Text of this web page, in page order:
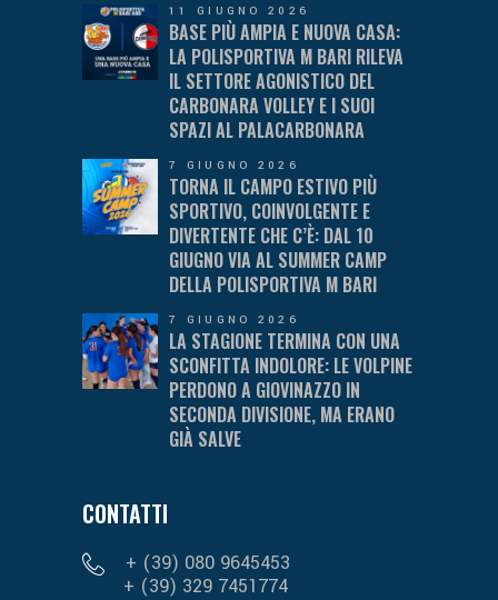
11 GIUGNO 2026
BASE PIÙ AMPIA E NUOVA CASA:
LA POLISPORTIVA M BARI RILEVA
IL SETTORE AGONISTICO DEL
CARBONARA VOLLEY E I SUOI
SPAZI AL PALACARBONARA
7 GIUGNO 2026
TORNA IL CAMPO ESTIVO PIÙ
SPORTIVO, COINVOLGENTE E
DIVERTENTE CHE C’È: DAL 10
GIUGNO VIA AL SUMMER CAMP
DELLA POLISPORTIVA M BARI
7 GIUGNO 2026
LA STAGIONE TERMINA CON UNA
SCONFITTA INDOLORE: LE VOLPINE
PERDONO A GIOVINAZZO IN
SECONDA DIVISIONE, MA ERANO
GIÀ SALVE
CONTATTI
+ (39) 080 9645453
+ (39) 329 7451774